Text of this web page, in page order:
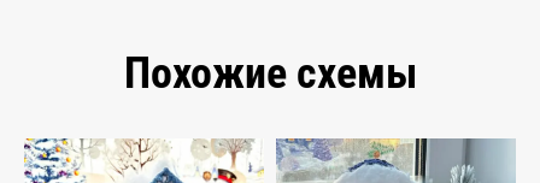
Похожие схемы